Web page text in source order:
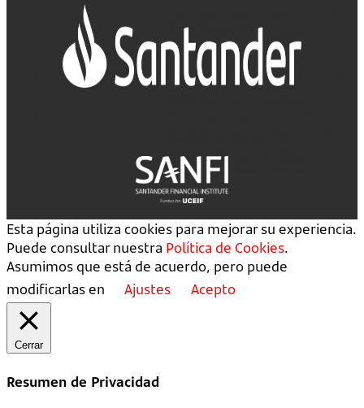
Esta página utiliza cookies para mejorar su experiencia.
Puede consultar nuestra Política de Cookies.
Asumimos que está de acuerdo, pero puede
modificarlas en
Ajustes Acepto
Cerrar
Resumen de Privacidad